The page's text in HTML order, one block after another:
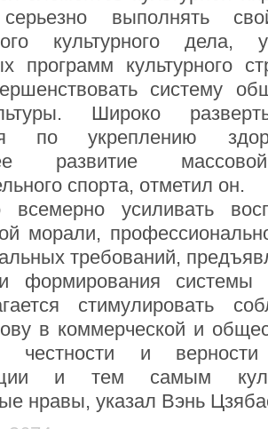
серьезно выполнять
культурного дела,
программ культурного
систему
Широко
по укреплению
развитие
спорта, отметил он.
всемерно усиливать
морали,
требований,
формирования системы
стимулировать
в коммерческой и
честности и
и тем самым
нравы, указал Вэнь